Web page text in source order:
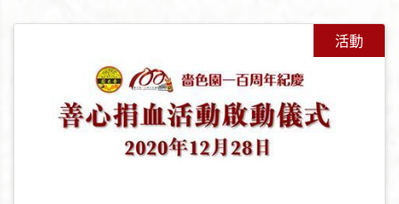
活動